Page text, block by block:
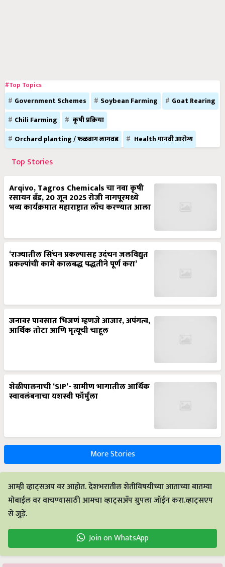
#Top Topics
Government Schemes Soybean Farming
Goat Rearing
Chili Farming
कृषी प्रक्रिया
Orchard planting / फळबाग लागवड
Health मानवी आरोग्य
Top Stories
Arqivo, Tagros Chemicals चा नवा कृषी
रसायन ब्रँड, 20 जून 2025 रोजी नागपूरमध्ये
भव्य कार्यक्रमात महाराष्ट्रात लाँच करण्यात आला
‘राज्यातील सिंचन प्रकल्पासह उदंचन जलविद्युत
प्रकल्पांची कामे कालबद्ध पद्धतीने पूर्ण करा’
जनावर पावसात भिजणं म्हणजे आजार, अपंगत्व,
आर्थिक तोटा आणि मृत्यूची चाहूल
शेळीपालनाची ‘SIP’- ग्रामीण भागातील आर्थिक
स्वावलंबनाचा यशस्वी फॉर्मुला
More Stories
आम्ही व्हाट्सअप वर आहोत. देशभरातील शेतीविषयीच्या आताच्या बातम्या
मोबाईल वर वाचण्यासाठी आमचा व्हाट्सअँप ग्रुपला जॉईन करा.व्हाट्सएप
से जुड़ें.
Join on WhatsApp